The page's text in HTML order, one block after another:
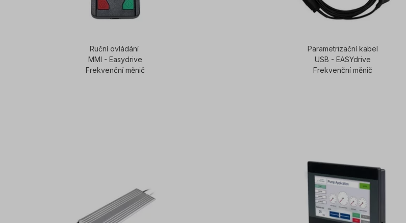
Ruční ovládání
MMI - Easydrive
Frekvenční měnič
Parametrizační kabel
USB - EASYdrive
Frekvenční měnič